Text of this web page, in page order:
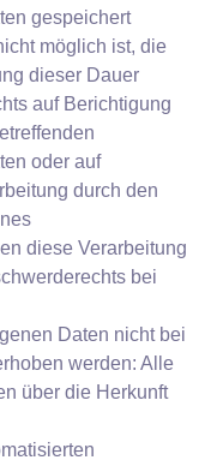
gespeichert
möglich ist, die
dieser Dauer
auf Berichtigung
oder auf
durch den
diese Verarbeitung
bei
Daten nicht bei
werden: Alle
über die Herkunft